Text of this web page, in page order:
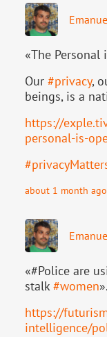
«The Personal
Our #privacy,
beings, is a
https://
personal-is-
#
about 1 month ago
«#Police are
stalk#women».
https://
intelligence/